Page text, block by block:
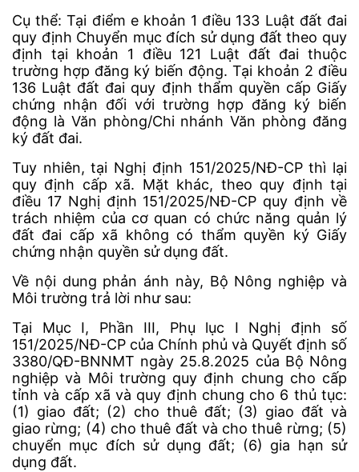
Cụ thể: Tại điểm e khoản 1 điều 133 Luật đất đai
quy định Chuyển mục đích sử dụng đất theo quy
định tại khoản 1 điều 121 Luật đất đai thuộc
trường hợp đăng ký biến động. Tại khoản 2 điều
136 Luật đất đai quy định thẩm quyền cấp Giấy
chứng nhận đối với trường hợp đăng ký biến
động là Văn phòng/Chi nhánh Văn phòng đăng
ký đất đai.
Tuy nhiên, tại Nghị định 151/2025/NĐ-CP thì lại
quy định cấp xã. Mặt khác, theo quy định tại
điều 17 Nghị định 151/2025/NĐ-CP quy định về
trách nhiệm của cơ quan có chức năng quản lý
đất đai cấp xã không có thẩm quyền ký Giấy
chứng nhận quyền sử dụng đất.
Về nội dung phản ánh này, Bộ Nông nghiệp và
Môi trường trả lời như sau:
Tại Mục I, Phần III, Phụ lục I Nghị định số
151/2025/NĐ-CP của Chính phủ và Quyết định số
3380/QĐ-BNNMT ngày 25.8.2025 của Bộ Nông
nghiệp và Môi trường quy định chung cho cấp
tỉnh và cấp xã và quy định chung cho 6 thủ tục:
(1) giao đất; (2) cho thuê đất; (3) giao đất và
giao rừng; (4) cho thuê đất và cho thuê rừng; (5)
chuyển mục đích sử dụng đất; (6) gia hạn sử
dụng đất.